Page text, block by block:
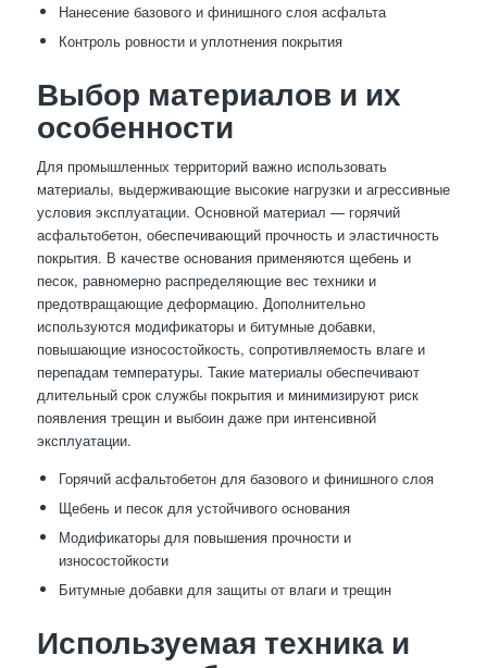
Нанесение базового и финишного слоя асфальта
Контроль ровности и уплотнения покрытия
Выбор материалов и их
особенности
Для промышленных территорий важно использовать
материалы, выдерживающие высокие нагрузки и агрессивные
условия эксплуатации. Основной материал — горячий
асфальтобетон, обеспечивающий прочность и эластичность
покрытия. В качестве основания применяются щебень и
песок, равномерно распределяющие вес техники и
предотвращающие деформацию. Дополнительно
используются модификаторы и битумные добавки,
повышающие износостойкость, сопротивляемость влаге и
перепадам температуры. Такие материалы обеспечивают
длительный срок службы покрытия и минимизируют риск
появления трещин и выбоин даже при интенсивной
эксплуатации.
Горячий асфальтобетон для базового и финишного слоя
Щебень и песок для устойчивого основания
Модификаторы для повышения прочности и
износостойкости
Битумные добавки для защиты от влаги и трещин
Используемая техника и